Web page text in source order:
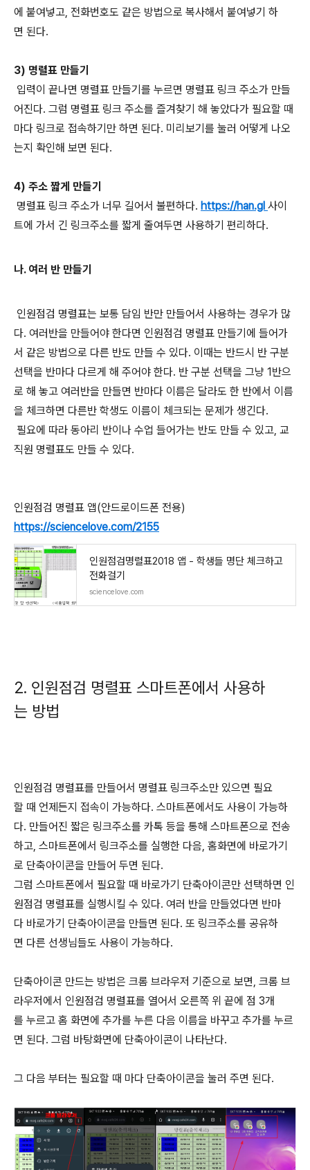
에 붙여넣고, 전화번호도 같은 방법으로 복사해서 붙여넣기 하
면 된다.
3) 명렬표 만들기
입력이 끝나면 명렬표 만들기를 누르면 명렬표 링크 주소가 만들
어진다. 그럼 명렬표 링크 주소를 즐겨찾기 해 놓았다가 필요할 때
마다 링크로 접속하기만 하면 된다. 미리보기를 눌러 어떻게 나오
는지 확인해 보면 된다.
4) 주소 짧게 만들기
명렬표 링크 주소가 너무 길어서 불편하다. https://han.gl 사이
트에 가서 긴 링크주소를 짧게 줄여두면 사용하기 편리하다.
나. 여러 반 만들기
인원점검 명렬표는 보통 담임 반만 만들어서 사용하는 경우가 많
다. 여러반을 만들어야 한다면 인원점검 명렬표 만들기에 들어가
서 같은 방법으로 다른 반도 만들 수 있다. 이때는 반드시 반 구분
선택을 반마다 다르게 해 주어야 한다. 반 구분 선택을 그냥 1반으
로 해 놓고 여러반을 만들면 반마다 이름은 달라도 한 반에서 이름
을 체크하면 다른반 학생도 이름이 체크되는 문제가 생긴다.
필요에 따라 동아리 반이나 수업 들어가는 반도 만들 수 있고, 교
직원 명렬표도 만들 수 있다.
인원점검 명렬표 앱(안드로이드폰 전용)
https://sciencelove.com/2155
인원점검명렬표2018 앱 - 학생들 명단 체크하고
전화걸기
sciencelove.com
2. 인원점검 명렬표 스마트폰에서 사용하
는 방법
인원점검 명렬표를 만들어서 명렬표 링크주소만 있으면 필요
할 때 언제든지 접속이 가능하다. 스마트폰에서도 사용이 가능하
다. 만들어진 짧은 링크주소를 카톡 등을 통해 스마트폰으로 전송
하고, 스마트폰에서 링크주소를 실행한 다음, 홈화면에 바로가기
로 단축아이콘을 만들어 두면 된다.
그럼 스마트폰에서 필요할 때 바로가기 단축아이콘만 선택하면 인
원점검 명렬표를 실행시킬 수 있다. 여러 반을 만들었다면 반마
다 바로가기 단축아이콘을 만들면 된다. 또 링크주소를 공유하
면 다른 선생님들도 사용이 가능하다.
단축아이콘 만드는 방법은 크롬 브라우저 기준으로 보면, 크롬 브
라우저에서 인원점검 명렬표를 열어서 오른쪽 위 끝에 점 3개
를 누르고 홈 화면에 추가를 누른 다음 이름을 바꾸고 추가를 누르
면 된다. 그럼 바탕화면에 단축아이콘이 나타난다.
그 다음 부터는 필요할 때 마다 단축아이콘을 눌러 주면 된다.